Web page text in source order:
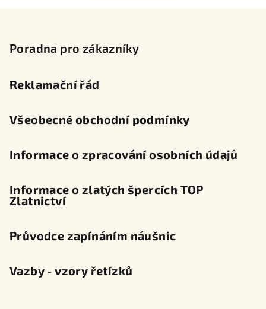
Poradna pro zákazníky
Reklamační řád
Všeobecné obchodní podmínky
Informace o zpracování osobních údajů
Informace o zlatých špercích TOP
Zlatnictví
Průvodce zapínáním náušnic
Vazby - vzory řetízků